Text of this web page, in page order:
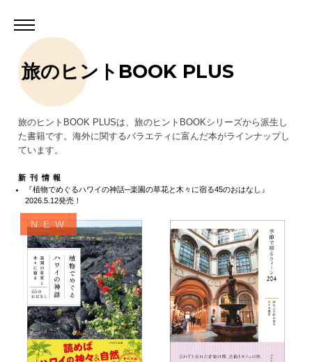
旅のヒントBOOK PLUS
旅のヒントBOOK PLUSは、旅のヒントBOOKシリーズから派生し
た書籍です。海外に関するバラエティに富んだ本がラインナップし
ています。
新刊情報
『植物でめぐるハワイの神話─楽園の草花と木々に宿る45のおはなし』
2026.5.12発売！
NEW